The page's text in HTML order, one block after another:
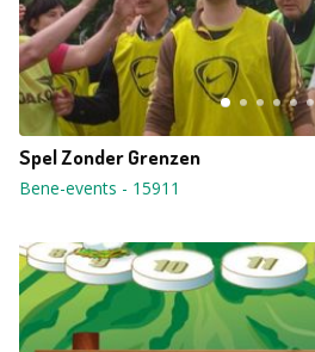
Spel Zonder Grenzen
Bene-events - 15911